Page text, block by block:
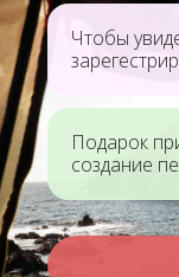
Чтобы
Подарок
создание